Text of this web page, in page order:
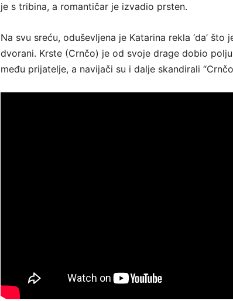
je s tribina, a romantičar je izvadio prsten.
Na svu sreću, oduševljena je Katarina rekla ‘da’
dvorani. Krste (Crnčo) je od svoje drage dobio
među prijatelje, a navijači su i dalje skandirali